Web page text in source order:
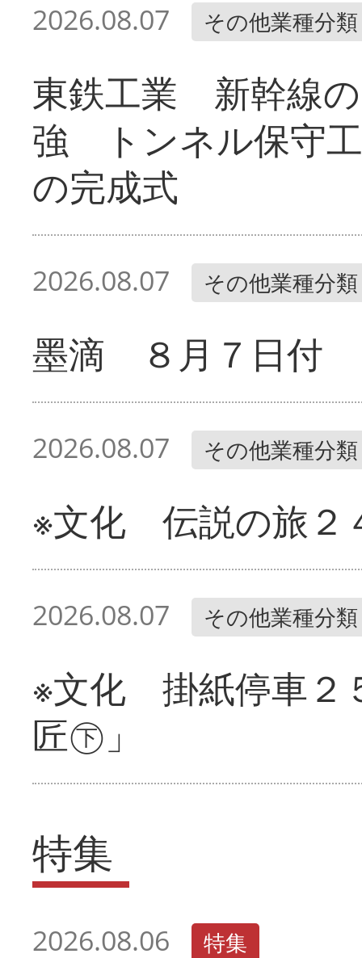
2026.08.07 その他業種分類
東鉄工業 新幹線
強 トンネル保守
の完成式
2026.08.07 その他業種分類
墨滴 ８月７日付
2026.08.07 その他業種分類
※文化 伝説の旅２
2026.08.07 その他業種分類
※文化 掛紙停車２
匠㊦」
特集
2026.08.06 特集